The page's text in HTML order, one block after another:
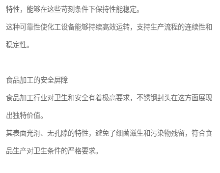
特性，能够在这些苛刻条件下保持性能稳定。
这种可靠性使化工设备能够持续高效运转，支持生产流程的连续性和
稳定性。
食品加工的安全屏障
食品加工行业对卫生和安全有着极高要求，不锈钢封头在这方面展现
出独特价值。
其表面光滑、无孔隙的特性，避免了细菌滋生和污染物残留，符合食
品生产对卫生条件的严格要求。